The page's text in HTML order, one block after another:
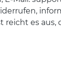
es aus,